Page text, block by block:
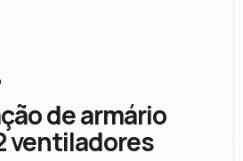
de armário
ventiladores